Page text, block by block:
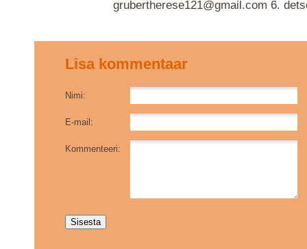
grubertherese121@gmail.com 6.
Lisa kommentaar
Nimi:
E-mail:
Kommenteeri: